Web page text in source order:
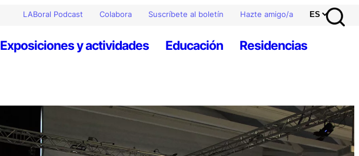
LABoral Podcast Colabora Suscríbete al boletín Hazte amigo/a
Exposiciones y actividades Educación Residencias